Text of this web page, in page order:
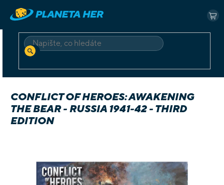
obsah
HLEDAT
CONFLICT OF HEROES: AWAKENING
THE BEAR - RUSSIA 1941-42 - THIRD
EDITION